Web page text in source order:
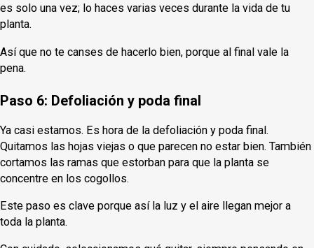
es solo una vez; lo haces varias veces durante la vida de tu
planta.
Así que no te canses de hacerlo bien, porque al final vale la
pena.
Paso 6: Defoliación y poda final
Ya casi estamos. Es hora de la defoliación y poda final.
Quitamos las hojas viejas o que parecen no estar bien. También
cortamos las ramas que estorban para que la planta se
concentre en los cogollos.
Este paso es clave porque así la luz y el aire llegan mejor a
toda la planta.